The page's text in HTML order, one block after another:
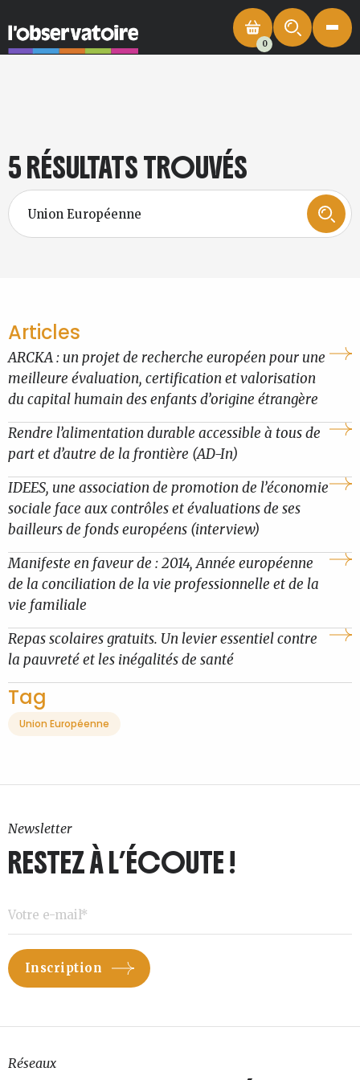
0
5 RÉSULTATS TROUVÉS
Articles
ARCKA : un projet de recherche européen pour une
meilleure évaluation, certification et valorisation
du capital humain des enfants d’origine étrangère
Rendre l’alimentation durable accessible à tous de
part et d’autre de la frontière (AD-In)
IDEES, une association de promotion de l’économie
sociale face aux contrôles et évaluations de ses
bailleurs de fonds européens (interview)
Manifeste en faveur de : 2014, Année européenne
de la conciliation de la vie professionnelle et de la
vie familiale
Repas scolaires gratuits. Un levier essentiel contre
la pauvreté et les inégalités de santé
Tag
Union Européenne
Newsletter
RESTEZ À L’ÉCOUTE !
Réseaux